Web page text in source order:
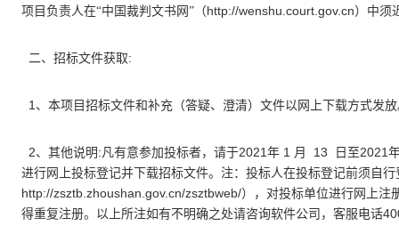
项目负责人在“中国裁判文书网”（http://wenshu.court.gov.cn）中须
二、招标文件获取:
1 、本项目招标文件和补充（答疑、澄清）文件以网上下载方式发
2、其他说明 :凡有意参加投标者，请于2021 年 1 月 13 日至2021
进行网上投标登记并下载招标文件。注：投标人在投标登记前须自
http://zsztb.zhoushan.gov.cn/zsztbweb/），对投标单位进行网上注
得重复注册。以上所注如有不明确之处请咨询软件公司，客服电话